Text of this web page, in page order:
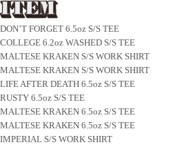
DON’T FORGET 6.5oz S/S TEE
COLLEGE 6.2oz WASHED S/S TEE
MALTESE KRAKEN S/S WORK SHIRT
MALTESE KRAKEN S/S WORK SHIRT
LIFE AFTER DEATH 6.5oz S/S TEE
RUSTY 6.5oz S/S TEE
MALTESE KRAKEN 6.5oz S/S TEE
MALTESE KRAKEN 6.5oz S/S TEE
IMPERIAL S/S WORK SHIRT